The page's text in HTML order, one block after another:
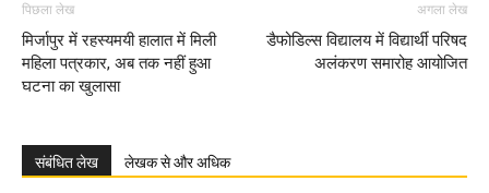
पिछला लेख
मिर्जापुर में रहस्यमयी हालात में मिली
महिला पत्रकार, अब तक नहीं हुआ
घटना का खुलासा
अगला लेख
डैफोडिल्स विद्यालय में विद्यार्थी परिषद
अलंकरण समारोह आयोजित
संबंधित लेख लेखक से और अधिक